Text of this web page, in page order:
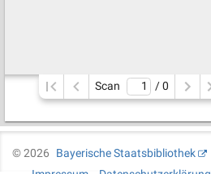
Scan / 0
©2026
Bayerische Staatsbibliothek